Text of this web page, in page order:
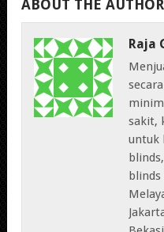
ABOUT THE AUTHOR
Raja
sakit,
untuk
blinds